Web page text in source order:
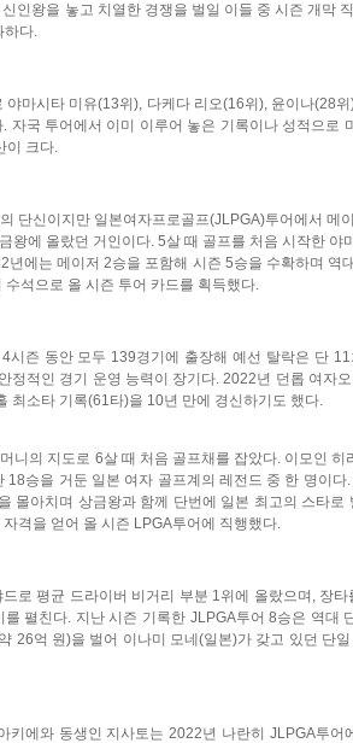
인왕을 놓고 치열한 경쟁을 벌일 이들 중 시즌 개막
하다.
야마시타 미유(13위), 다케다 리오(16위), 윤이나(28
자국 투어에서 이미 이루어 놓은 기록이나 성적으로
이 크다.
단신이지만 일본여자프로골프(JLPGA)투어에서 메
왕에 올랐던 거인이다. 5살 때 골프를 처음 시작한 야
년에는 메이저 2승을 포함해 시즌 5승을 수확하며 역
석으로 올 시즌 투어 카드를 획득했다.
시즌 동안 모두 139경기에 출장해 예선 탈락은 단
정적인 경기 운영 능력이 장기다. 2022년 던롭 여자
최소타 기록(61타)을 10년 만에 경신하기도 했다.
니의 지도로 6살 때 처음 골프채를 잡았다. 이모인
18승을 거둔 일본 여자 골프계의 레전드 중 한 명이
몰아치며 상금왕과 함께 단번에 일본 최고의 스타로
격을 얻어 올 시즌 LPGA투어에 직행했다.
로 평균 드라이버 비거리 부분 1위에 올랐으며, 장
펼친다. 지난 시즌 기록한 JLPGA투어 8승은 역대
26억 원)을 벌어 이나미 모네(일본)가 갖고 있던 단
키에와 동생인 지사토는 2022년 나란히 JLPGA투어